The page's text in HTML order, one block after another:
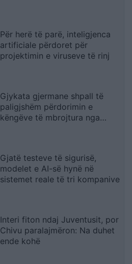
Për herë të parë, inteligjenca
artificiale përdoret për
projektimin e viruseve të rinj
Gjykata gjermane shpall të
paligjshëm përdorimin e
këngëve të mbrojtura nga
Gjatë testeve të sigurisë,
modelet e AI-së hynë në
sistemet reale të tri kompanive
Interi fiton ndaj Juventusit, por
Chivu paralajmëron: Na duhet
ende kohë